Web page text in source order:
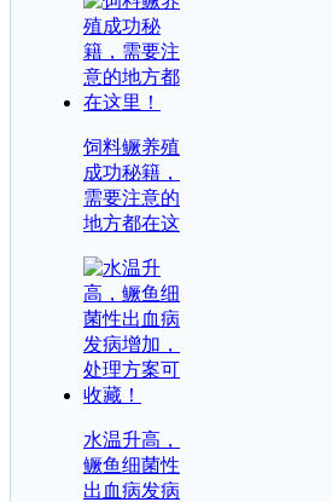
饲料鳜养殖
成功秘籍，
需要注意的
地方都在这
水温升高，
鳜鱼细菌性
出血病发病